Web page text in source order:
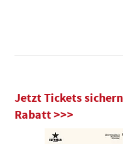
Jetzt Tickets
Rabatt >>>